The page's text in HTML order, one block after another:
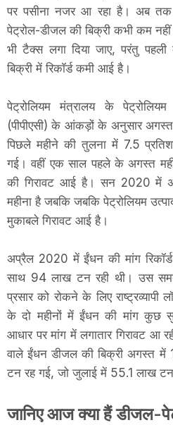
पर पसीना नजर आ रहा है। अब तक
पेट्रोल-डीजल की बिक्री कभी कम
भी टैक्स लगा दिया जाए, परंतु
बिक्री में रिकॉर्ड कमी आई है।
पेट्रोलियम मंत्रालय के
(पीपीएसी) के आंकड़ों के अनुसार अगस्त
पिछले महीने की तुलना में 7.5
गई। वहीं एक साल पहले के अगस्त
की गिरावट आई है। सन 2020 में
महीना है जबकि जबकि पेट्रोलियम
मुकाबले गिरावट आई है।
अप्रैल 2020 में ईंधन की मांग
साथ 94 लाख टन रही थी। उस
प्रसार को रोकने के लिए
के दो महीनों में ईंधन की मांग कुछ
आधार पर मांग में लगातार गिरावट
वाले ईंधन डीजल की बिक्री अगस्त में
टन रह गई, जो जुलाई में 55.1 लाख
जानिए आज क्या हैं डीजल-